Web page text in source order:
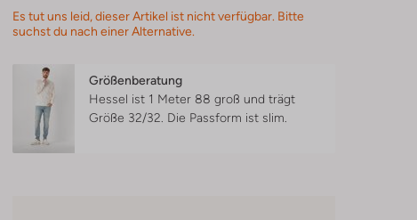
Es tut uns leid, dieser Artikel ist nicht verfügbar. Bitte
suchst du nach einer Alternative.
Größenberatung
Hessel ist 1 Meter 88 groß und trägt
Größe 32/32. Die Passform ist slim